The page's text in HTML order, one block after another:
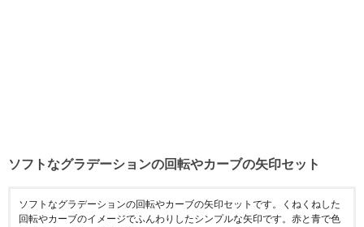
ソフトなグラデーションの回転やカーブの矢印セット
ソフトなグラデーションの回転やカーブの矢印セットです。くねくねした
回転やカーブのイメージでふんわりしたシンプルな矢印です。赤と青で色